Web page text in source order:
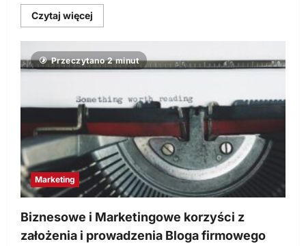
Czytaj więcej
się
Metoda
6
Kroków
–
poznaj
nowe
możliwości
zwiększenia
sprzedaży!
Przeczytano 2 minut
Marketing
Biznesowe i Marketingowe korzyści z
założenia i prowadzenia Bloga firmowego